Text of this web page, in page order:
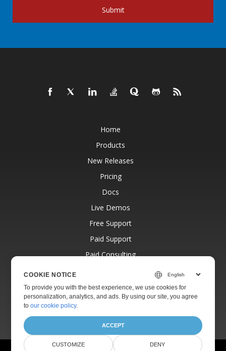
Submit
Home
Products
New Releases
Pricing
Docs
Live Demos
Free Support
Paid Support
Paid Consulting
Websites
About
COOKIE NOTICE
To provide you with the best experience, we use cookies for
personalization, analytics, and ads. By using our site, you agree
toour cookie policy.
ACCEPT
CUSTOMIZE DENY